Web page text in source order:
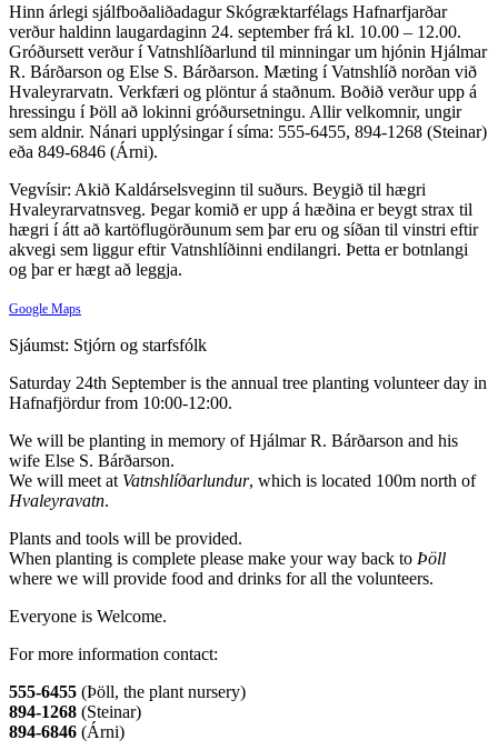
Hinn árlegi sjálfboðaliðadagur Skógræktarfélags Hafnarfjarðar
verður haldinn laugardaginn 24. september frá kl. 10.00 – 12.00.
Gróðursett verður í Vatnshlíðarlund til minningar um hjónin Hjálmar
R. Bárðarson og Else S. Bárðarson. Mæting í Vatnshlíð norðan við
Hvaleyrarvatn. Verkfæri og plöntur á staðnum. Boðið verður upp á
hressingu í Þöll að lokinni gróðursetningu. Allir velkomnir, ungir
sem aldnir. Nánari upplýsingar í síma: 555-6455, 894-1268 (Steinar)
eða 849-6846 (Árni).
Vegvísir: Akið Kaldárselsveginn til suðurs. Beygið til hægri
Hvaleyrarvatnsveg. Þegar komið er upp á hæðina er beygt strax til
hægri í átt að kartöflugörðunum sem þar eru og síðan til vinstri eftir
akvegi sem liggur eftir Vatnshlíðinni endilangri. Þetta er botnlangi
og þar er hægt að leggja.
Google Maps
Sjáumst: Stjórn og starfsfólk
Saturday 24th September is the annual tree planting volunteer day in
Hafnafjördur from 10:00-12:00.
We will be planting in memory of Hjálmar R. Bárðarson and his
wife Else S. Bárðarson.
We will meet at Vatnshlíðarlundur, which is located 100m north of
Hvaleyravatn.
Plants and tools will be provided.
When planting is complete please make your way back to Þöll
where we will provide food and drinks for all the volunteers.
Everyone is Welcome.
For more information contact:
555-6455 (Þöll, the plant nursery)
894-1268 (Steinar)
894-6846 (Árni)